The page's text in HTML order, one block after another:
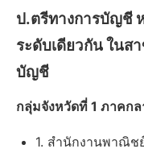
ป.ตรีทางการบัญชี
ระดับเดียวกัน ในส
บัญชี
กลุ่มจังหวัดที่ 1 ภาคก
1. สำนักงานพาณิช